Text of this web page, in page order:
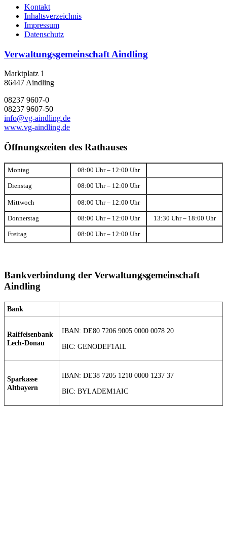
Kontakt
Inhaltsverzeichnis
Impressum
Datenschutz
Verwaltungsgemeinschaft Aindling
Marktplatz 1
86447 Aindling
08237 9607-0
08237 9607-50
info@vg-aindling.de
www.vg-aindling.de
Öffnungszeiten des Rathauses
Montag 08:00 Uhr – 12:00 Uhr
Dienstag 08:00 Uhr – 12:00 Uhr
Mittwoch 08:00 Uhr – 12:00 Uhr
Donnerstag 08:00 Uhr – 12:00 Uhr 13:30 Uhr – 18:00 Uhr
Freitag 08:00 Uhr – 12:00 Uhr
Bankverbindung der Verwaltungsgemeinschaft
Aindling
Bank
Raiffeisenbank
Lech-Donau
IBAN: DE80 7206 9005 0000 0078 20
BIC: GENODEF1AIL
Sparkasse
Altbayern
IBAN: DE38 7205 1210 0000 1237 37
BIC: BYLADEM1AIC